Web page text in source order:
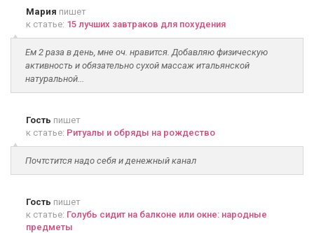
Мария пишет
к статье: 15 лучших завтраков для похудения
Ем 2 раза в день, мне оч. нравится. Добавляю физическую
активность и обязательно сухой массаж итальянской
натуральной...
Гость пишет
к статье: Ритуалы и обряды на рождество
Почтстится надо себя и денежный канал
Гость пишет
к статье: Голубь сидит на балконе или окне: народные
предметы